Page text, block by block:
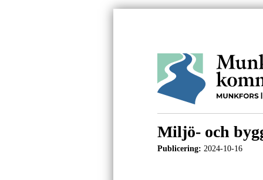
Miljö- och
Publicering: 2024-10-16